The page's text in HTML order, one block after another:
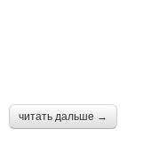
читать дальше →